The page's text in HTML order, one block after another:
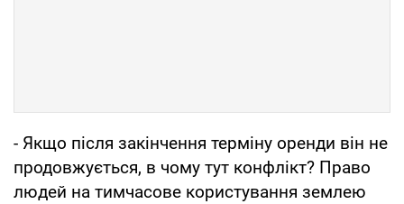
- Якщо після закінчення терміну оренди він не
продовжується, в чому тут конфлікт? Право
людей на тимчасове користування землею